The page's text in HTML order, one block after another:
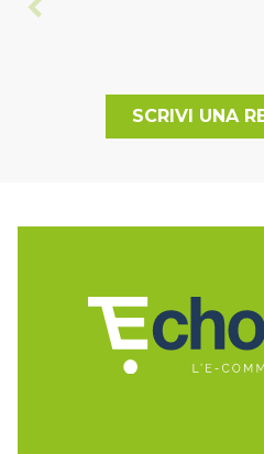
SCRIVI UNA